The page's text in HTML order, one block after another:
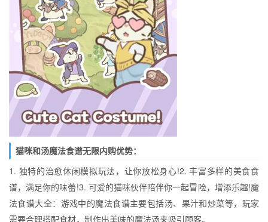
猫咪和汤魔法食谱无限内购优势：
1. 独特的治愈休闲模拟玩法，让你放松身心!2. 丰富多样的美食食
谱，满足你的味蕾!3. 可爱的猫咪伙伴陪伴你一起冒险，增添乐趣!魔
法食谱大全：游戏中的魔法食谱主要包括汤、果汁和炒菜等，玩家
需要合理搭配食材，制作出美味的魔法汤来吸引顾客。